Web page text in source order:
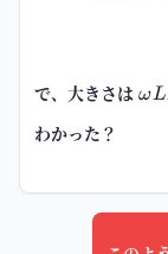
で、大きさは ωL
わかった？